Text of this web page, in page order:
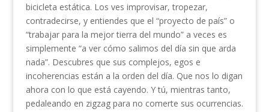
bicicleta estática. Los ves improvisar, tropezar,
contradecirse, y entiendes que el “proyecto de país” o
“trabajar para la mejor tierra del mundo” a veces es
simplemente “a ver cómo salimos del día sin que arda
nada”. Descubres que sus complejos, egos e
incoherencias están a la orden del día. Que nos lo digan
ahora con lo que está cayendo. Y tú, mientras tanto,
pedaleando en zigzag para no comerte sus ocurrencias.